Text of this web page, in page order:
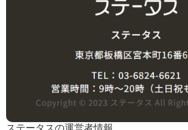
ステータスの運営者情報